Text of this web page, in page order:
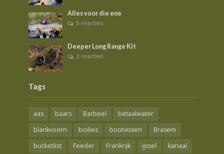
Alles voor die ene
5 reacties
Deeper Long Range Kit
2 reacties
Tags
aas baars Barbeel
betaalwater
blankvoorn
boilies bootvissen
Brasem
bucketlist
Feeder Frankrijk ijssel
kanaal